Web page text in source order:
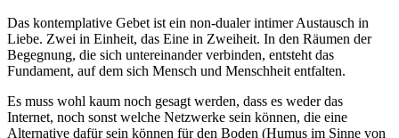
Das kontemplative Gebet ist ein non-dualer intimer Austausch in
Liebe. Zwei in Einheit, das Eine in Zweiheit. In den Räumen der
Begegnung, die sich untereinander verbinden, entsteht das
Fundament, auf dem sich Mensch und Menschheit entfalten.
Es muss wohl kaum noch gesagt werden, dass es weder das
Internet, noch sonst welche Netzwerke sein können, die eine
Alternative dafür sein können für den Boden (Humus im Sinne von